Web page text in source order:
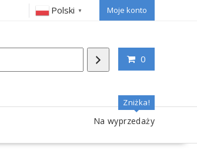
Polski ▼ Moje konto
0
Zniżka!
Na wyprzedaży